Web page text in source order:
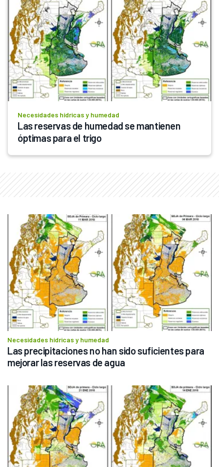
Necesidades hídricas y humedad
Las reservas de humedad se mantienen
óptimas para el trigo
Necesidades hídricas y humedad
Las precipitaciones no han sido suficientes para
mejorar las reservas de agua